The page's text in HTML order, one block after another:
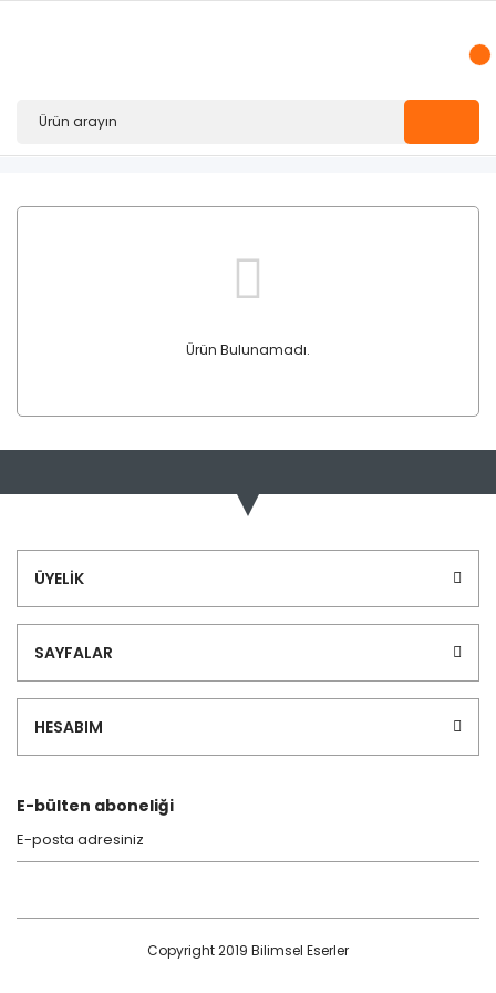
Ürün Bulunamadı.
ÜYELİK
SAYFALAR
HESABIM
E-bülten aboneliği
Copyright 2019 Bilimsel Eserler